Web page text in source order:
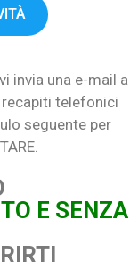
invia una e-mail a
telefonici
seguente per
E SENZA